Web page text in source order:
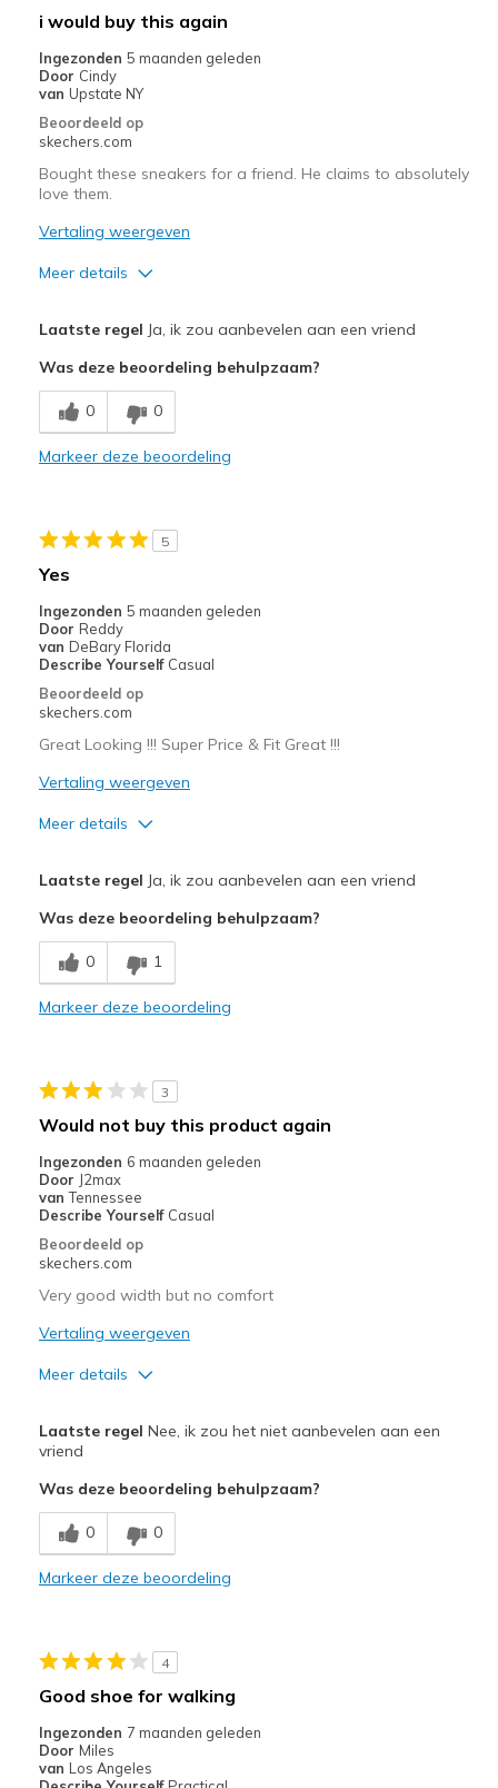
Sizing
Feels half size too big
i would buy this again
Ingezonden 5 maanden geleden
Door Cindy
van Upstate NY
Beoordeeld op
skechers.com
Bought these sneakers for a friend. He claims to absolutely
love them.
Vertaling weergeven
Meer details
Comfortable
Beste toepassingen
Casual Wear
Sizing
View On Shoes
Laatste regel Ja, ik zou aanbevelen aan een vriend
Was deze beoordeling behulpzaam?
0 0
Markeer deze beoordeling
5
Yes
Ingezonden 5 maanden geleden
Door Reddy
van DeBary Florida
Describe Yourself Casual
Beoordeeld op
skechers.com
Great Looking !!! Super Price & Fit Great !!!
Vertaling weergeven
Meer details
Breathe Well
Comfortable
Width
Sizing
Feels true to size
View On Shoes
Laatste regel Ja, ik zou aanbevelen aan een vriend
Was deze beoordeling behulpzaam?
0 1
Markeer deze beoordeling
3
Would not buy this product again
Ingezonden 6 maanden geleden
Door J2max
van Tennessee
Describe Yourself Casual
Beoordeeld op
skechers.com
Very good width but no comfort
Vertaling weergeven
Meer details
Not comfortable and makes your feet hot.
Minpunten
Poor Cushioning
Width
Feels true to width
Laatste regel Nee, ik zou het niet aanbevelen aan een
vriend
Was deze beoordeling behulpzaam?
0 0
Markeer deze beoordeling
4
Good shoe for walking
Ingezonden 7 maanden geleden
Door Miles
van Los Angeles